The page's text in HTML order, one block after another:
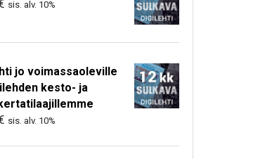
sis. alv. 10%
jo voimassaoleville
kesto- ja
sis. alv. 10%